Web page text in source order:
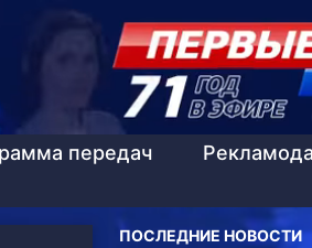
передач
ПОСЛЕДНИЕ НОВОСТИ